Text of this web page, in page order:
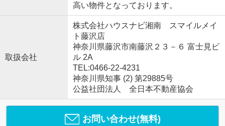
高い物件となっております。
取扱会社
株式会社ハウスナビ湘南 スマイルメイ
ト藤沢店
神奈川県藤沢市南藤沢２３－６ 富士見ビ
ル 2A
TEL:0466-22-4231
神奈川県知事 (2) 第29885号
公益社団法人 全日本不動産協会
お問い合わせ(無料)